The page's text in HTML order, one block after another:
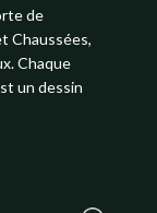
de
Chaussées,
Chaque
un dessin